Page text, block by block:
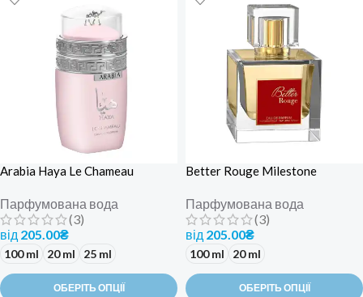
Arabia Haya Le Chameau
Парфумована вода
(3)
від 205.00₴
100 ml 20 ml 25 ml
ОБЕРІТЬ ОПЦІЇ
Better Rouge Milestone
Парфумована вода
(3)
від 205.00₴
100 ml 20 ml
ОБЕРІТЬ ОПЦІЇ